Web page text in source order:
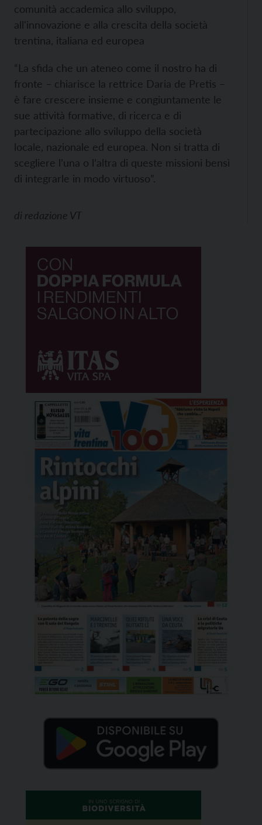
comunità accademica allo sviluppo,
all'innovazione e alla crescita della società
trentina, italiana ed europea
“La sfida che un ateneo come il nostro ha di
fronte – chiarisce la rettrice Daria de Pretis –
è fare crescere insieme e congiuntamente le
sue attività formative, di ricerca e di
partecipazione allo sviluppo della società
locale, nazionale ed europea. Non si tratta di
scegliere l’una o l’altra di queste missioni bensì
di integrarle in modo virtuoso”.
di redazione VT